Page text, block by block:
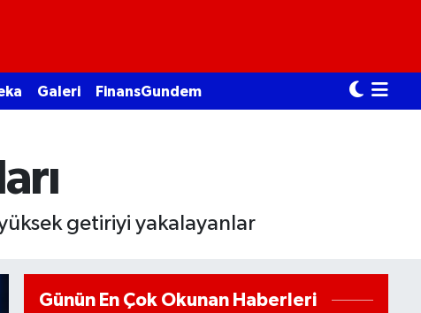
Galeri FinansGundem
yüksek getiriyi yakalayanlar
Günün En Çok Okunan Haberleri